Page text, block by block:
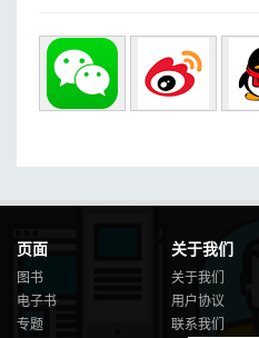
页面
图书
电子书
专题
关于我们
关于我们
用户协议
联系我们